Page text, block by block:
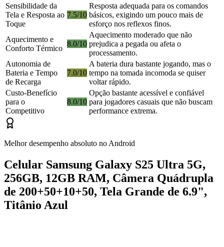
Sensibilidade da
Tela e Resposta ao
Toque
7.5/10
Resposta adequada para os comandos
básicos, exigindo um pouco mais de
esforço nos reflexos finos.
Aquecimento e
Conforto Térmico
8.0/10
Aquecimento moderado que não
prejudica a pegada ou afeta o
processamento.
Autonomia de
Bateria e Tempo
de Recarga
7.0/10
A bateria dura bastante jogando, mas o
tempo na tomada incomoda se quiser
voltar rápido.
Custo-Benefício
para o
Competitivo
8.0/10
Opção bastante acessível e confiável
para jogadores casuais que não buscam
performance extrema.
Melhor desempenho absoluto no Android
Celular Samsung Galaxy S25 Ultra 5G,
256GB, 12GB RAM, Câmera Quádrupla
de 200+50+10+50, Tela Grande de 6.9",
Titânio Azul